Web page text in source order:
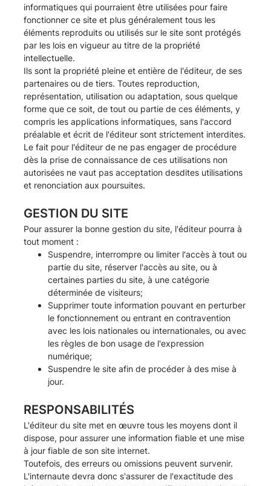
informatiques qui pourraient être utilisées pour faire
fonctionner ce site et plus généralement tous les
éléments reproduits ou utilisés sur le site sont protégés
par les lois en vigueur au titre de la propriété
intellectuelle.
Ils sont la propriété pleine et entière de l'éditeur, de ses
partenaires ou de tiers. Toutes reproduction,
représentation, utilisation ou adaptation, sous quelque
forme que ce soit, de tout ou partie de ces éléments, y
compris les applications informatiques, sans l'accord
préalable et écrit de l'éditeur sont strictement interdites.
Le fait pour l'éditeur de ne pas engager de procédure
dès la prise de connaissance de ces utilisations non
autorisées ne vaut pas acceptation desdites utilisations
et renonciation aux poursuites.
GESTION DU SITE
Pour assurer la bonne gestion du site, l'éditeur pourra à
tout moment :
Suspendre, interrompre ou limiter l'accès à tout ou
partie du site, réserver l'accès au site, ou à
certaines parties du site, à une catégorie
déterminée de visiteurs;
Supprimer toute information pouvant en perturber
le fonctionnement ou entrant en contravention
avec les lois nationales ou internationales, ou avec
les règles de bon usage de l'expression
numérique;
Suspendre le site afin de procéder à des mise à
jour.
RESPONSABILITÉS
L'éditeur du site met en œuvre tous les moyens dont il
dispose, pour assurer une information fiable et une mise
à jour fiable de son site internet.
Toutefois, des erreurs ou omissions peuvent survenir.
L'internaute devra donc s'assurer de l'exactitude des